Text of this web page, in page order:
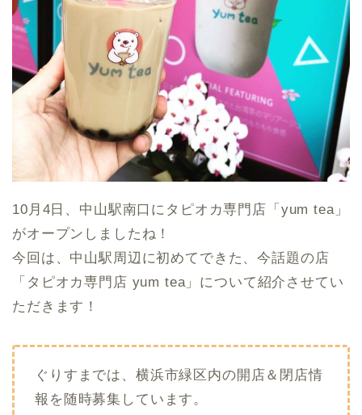
10月4日、中山駅南口にタピオカ専門店「yum tea」
がオープンしましたね！
今回は、中山駅周辺に初めてできた、今話題の店
「タピオカ専門店 yum tea」について紹介させてい
ただきます！
ぐりすまでは、横浜市緑区内の開店＆閉店情
報を随時募集しています。